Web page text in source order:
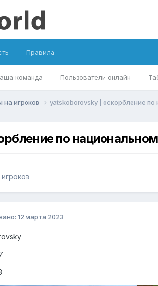
команда Пользователи онлайн
Правила
на игроков yatskoborovsky | оскорбление по
по
12 марта 2023